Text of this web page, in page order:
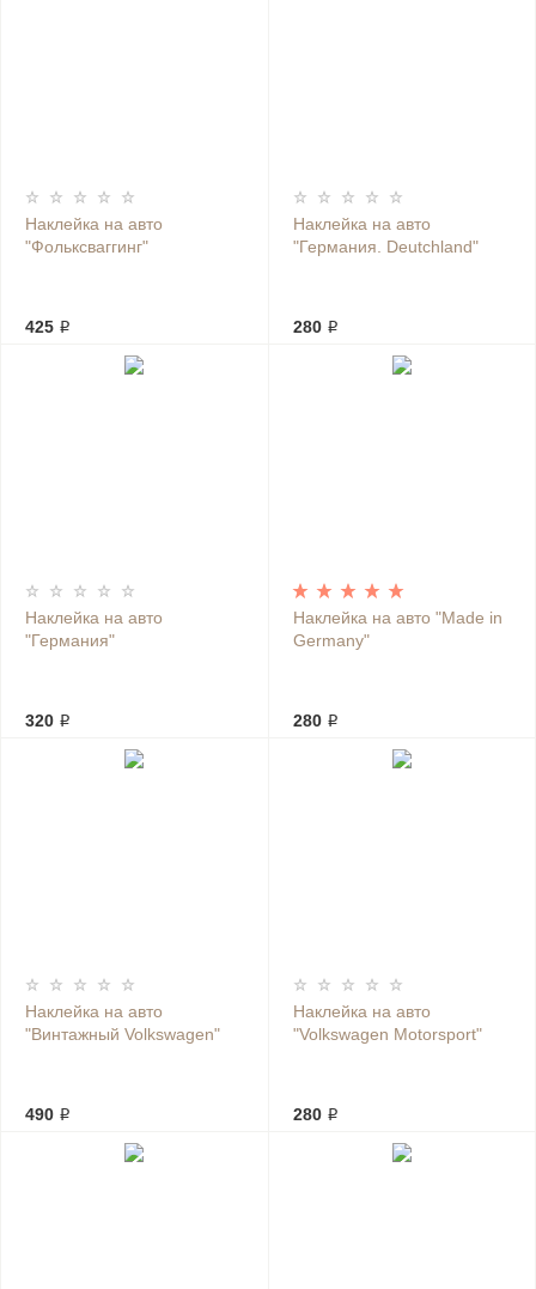
Наклейка на авто
"Фольксваггинг"
425 ₽
Наклейка на авто
"Германия. Deutchland"
280 ₽
Наклейка на авто
"Германия"
320 ₽
Наклейка на авто "Made in
Germany"
280 ₽
Наклейка на авто
"Винтажный Volkswagen"
490 ₽
Наклейка на авто
"Volkswagen Motorsport"
280 ₽